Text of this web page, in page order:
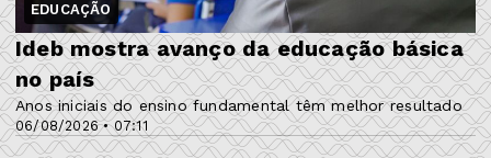
EDUCAÇÃO
06/08/2026 • 07:11
Ideb mostra avanço da educação básica
no país
Anos iniciais do ensino fundamental têm melhor resultado